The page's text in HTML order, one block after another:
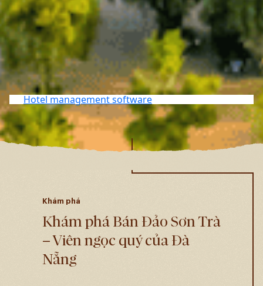
Hotel management software
Khám phá
Khám phá Bán Đảo Sơn Trà
– Viên ngọc quý của Đà
Nẵng